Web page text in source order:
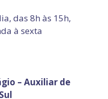
das 8h às 15h,
à sexta
– Auxiliar de